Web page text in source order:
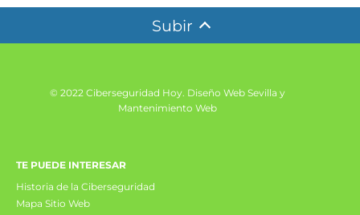
Subir
© 2022 Ciberseguridad Hoy. Diseño Web Sevilla y
Mantenimiento Web
TE PUEDE INTERESAR
Historia de la Ciberseguridad
Mapa Sitio Web